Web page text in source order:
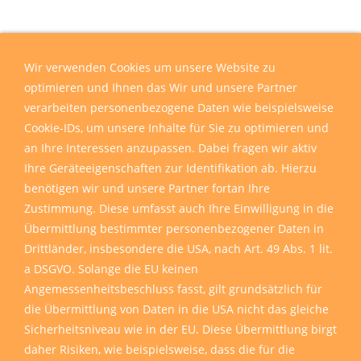
Wir verwenden Cookies um unsere Website zu
optimieren und Ihnen das Wir und unsere Partner
verarbeiten personenbezogene Daten wie beispielsweise
Cookie-IDs, um unsere Inhalte für Sie zu optimieren und
an Ihre Interessen anzupassen. Dabei fragen wir aktiv
Ihre Geräteeigenschaften zur Identifikation ab. Hierzu
benötigen wir und unsere Partner fortan Ihre
Zustimmung. Diese umfasst auch Ihre Einwilligung in die
Übermittlung bestimmter personenbezogener Daten in
Drittländer, insbesondere die USA, nach Art. 49 Abs. 1 lit.
a DSGVO. Solange die EU keinen
Angemessenheitsbeschluss fasst, gilt grundsätzlich für
die Übermittlung von Daten in die USA nicht das gleiche
Sicherheitsniveau wie in der EU. Diese Übermittlung birgt
daher Risiken, wie beispielsweise, dass die für die